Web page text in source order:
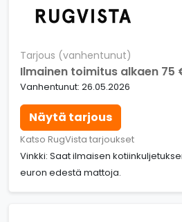
Tarjous (vanhentunut)
Ilmainen toimitus alkaen 75
Vanhentunut: 26.05.2026
Näytä tarjous
Katso RugVista tarjoukset
Vinkki: Saat ilmaisen
euron edestä mattoja.